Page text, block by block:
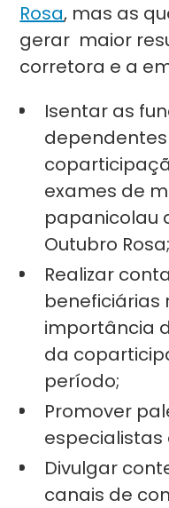
Rosa, mas as
gerar maior
corretora e a
Isentar as
exames de
papanicolau
Outubro Rosa;
Realizar
beneficiárias
importância
da
período;
Promover
especialistas
Divulgar
canais de